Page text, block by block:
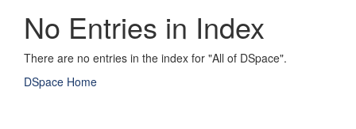
No Entries in Index
There are no entries in the index for "All of DSpace".
DSpace Home